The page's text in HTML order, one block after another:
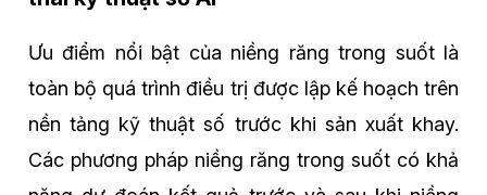
Ưu điểm nổi bật của niềng răng trong suốt là
toàn bộ quá trình điều trị được lập kế hoạch trên
nền tảng kỹ thuật số trước khi sản xuất khay.
Các phương pháp niềng răng trong suốt có khả